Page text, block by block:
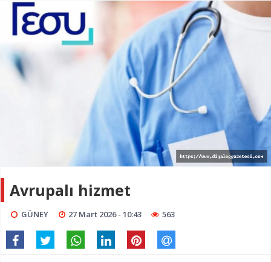
Avrupalı hizmet
GÜNEY 27 Mart 2026 - 10:43 563